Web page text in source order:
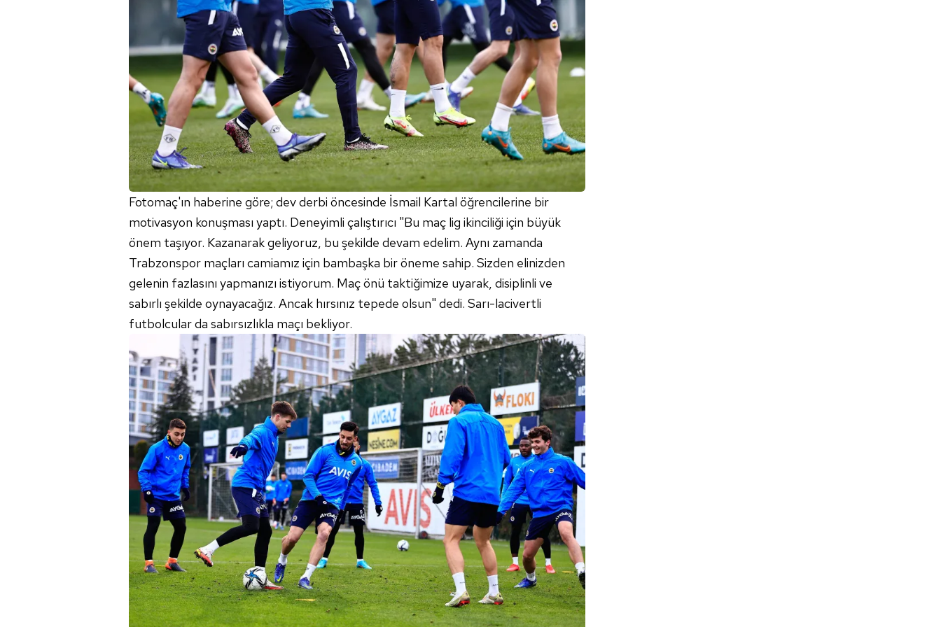
mevzuata uygun olarak kullanılan çerezlerle ilgili bilgi almak için lütfentıklayınız.
Fotomaç'ın haberine göre; dev derbi öncesinde İsmail Kartal öğrencilerine bir
motivasyon konuşması yaptı. Deneyimli çalıştırıcı "Bu maç lig ikinciliği için büyük
önem taşıyor. Kazanarak geliyoruz, bu şekilde devam edelim. Aynı zamanda
Trabzonspor maçları camiamız için bambaşka bir öneme sahip. Sizden elinizden
gelenin fazlasını yapmanızı istiyorum. Maç önü taktiğimize uyarak, disiplinli ve
sabırlı şekilde oynayacağız. Ancak hırsınız tepede olsun" dedi. Sarı-lacivertli
futbolcular da sabırsızlıkla maçı bekliyor.